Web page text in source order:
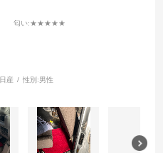
匂い:★★★★★
日産 性別:男性